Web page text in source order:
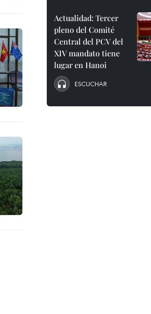
Actualidad: Tercer
pleno del Comité
Central del PCV del
XIV mandato tiene
lugar en Hanoi
ESCUCHAR